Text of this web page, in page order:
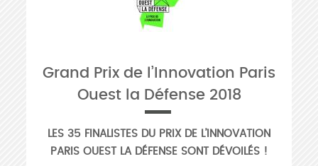
Grand Prix de l’Innovation Paris
Ouest la Défense 2018
LES 35 FINALISTES DU PRIX DE L’INNOVATION
PARIS OUEST LA DÉFENSE SONT DÉVOILÉS !